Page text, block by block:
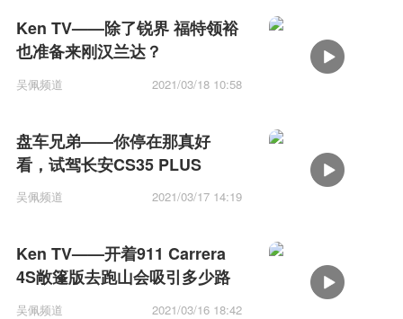
Ken TV——除了锐界 福特领裕
也准备来刚汉兰达？
吴佩频道 2021/03/18 10:58
盘车兄弟——你停在那真好
看，试驾长安CS35 PLUS
吴佩频道 2021/03/17 14:19
Ken TV——开着911 Carrera
4S敞篷版去跑山会吸引多少路
人目光？
吴佩频道 2021/03/16 18:42